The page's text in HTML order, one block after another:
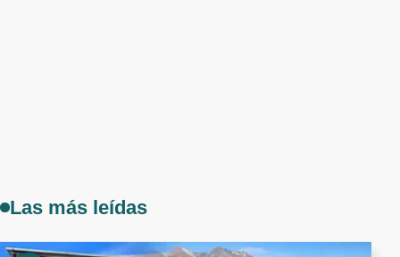
Las más leídas